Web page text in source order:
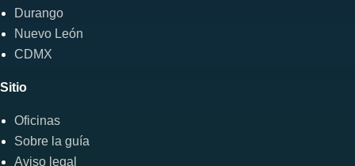
Durango
Nuevo León
CDMX
Sitio
Oficinas
Sobre la guía
Aviso legal